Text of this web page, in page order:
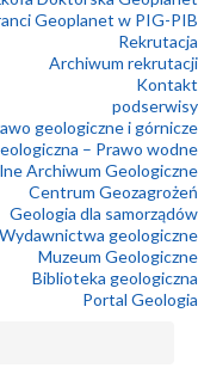
Geoplanet w PIG-PIB
Rekrutacja
Archiwum rekrutacji
Kontakt
podserwisy
geologiczne i górnicze
– Prawo wodne
Archiwum Geologiczne
Centrum Geozagrożeń
Geologia dla samorządów
Wydawnictwa geologiczne
Muzeum Geologiczne
Biblioteka geologiczna
Portal Geologia